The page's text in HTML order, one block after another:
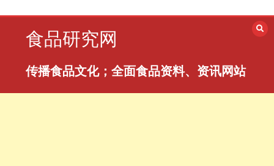
食品研究网
传播食品文化；全面食品资料、资讯网站